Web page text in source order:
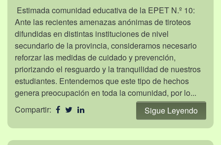
Estimada comunidad educativa de la EPET N.º 10:
Ante las recientes amenazas anónimas de tiroteos
difundidas en distintas instituciones de nivel
secundario de la provincia, consideramos necesario
reforzar las medidas de cuidado y prevención,
priorizando el resguardo y la tranquilidad de nuestros
estudiantes. Entendemos que este tipo de hechos
genera preocupación en toda la comunidad, por lo...
Compartir:
Sigue Leyendo